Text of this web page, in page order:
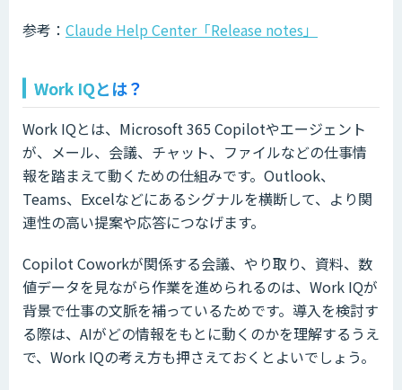
参考： Claude Help Center「Release notes」
Work IQとは？
Work IQとは、Microsoft 365 Copilotやエージェント
が、メール、会議、チャット、ファイルなどの仕事情
報を踏まえて動くための仕組みです。Outlook、
Teams、Excelなどにあるシグナルを横断して、より関
連性の高い提案や応答につなげます。
Copilot Coworkが関係する会議、やり取り、資料、数
値データを見ながら作業を進められるのは、Work IQが
背景で仕事の文脈を補っているためです。導入を検討す
る際は、AIがどの情報をもとに動くのかを理解するうえ
で、Work IQの考え方も押さえておくとよいでしょう。